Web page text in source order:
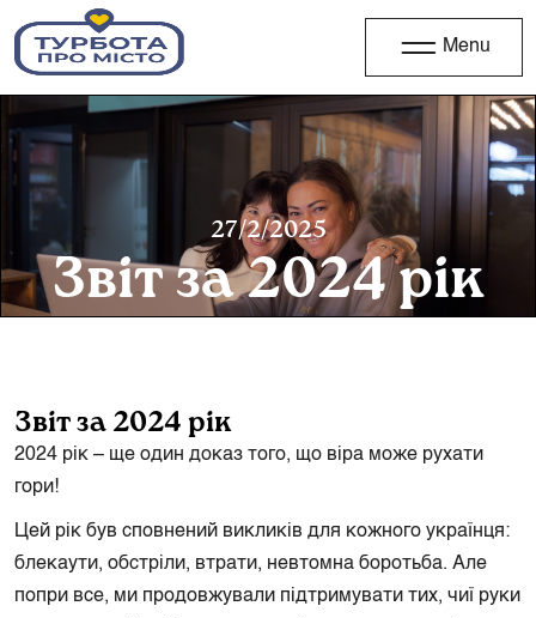
Menu
27/2/2025
Звіт за 2024 рік
Звіт за 2024 рік
2024 рік – ще один доказ того, що віра може рухати
гори!
Цей рік був сповнений викликів для кожного українця:
блекаути, обстріли, втрати, невтомна боротьба. Але
попри все, ми продовжували підтримувати тих, чиї руки